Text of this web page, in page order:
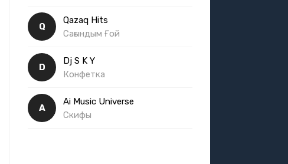
Q
Qazaq Hits
Сағындым Ғой
D
Dj S K Y
Конфетка
A
Ai Music Universe
Скифы